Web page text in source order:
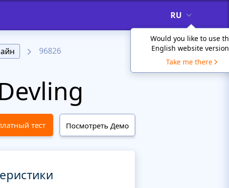
RU
Would you like to use
English website
Take me there
96826
тест Посмотреть Демо